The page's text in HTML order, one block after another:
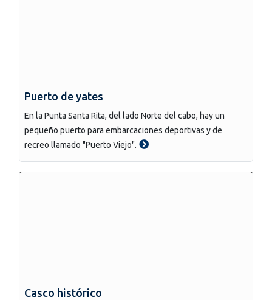
Puerto de yates
En la Punta Santa Rita, del lado Norte del cabo, hay un
pequeño puerto para embarcaciones deportivas y de
recreo llamado "Puerto Viejo".
Casco histórico